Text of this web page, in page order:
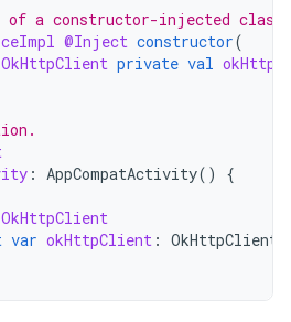
of a constructor-injected class.
@Inject constructor(
private val
: AppCompatActivity() {
var okHttpClient : OkHttpClient